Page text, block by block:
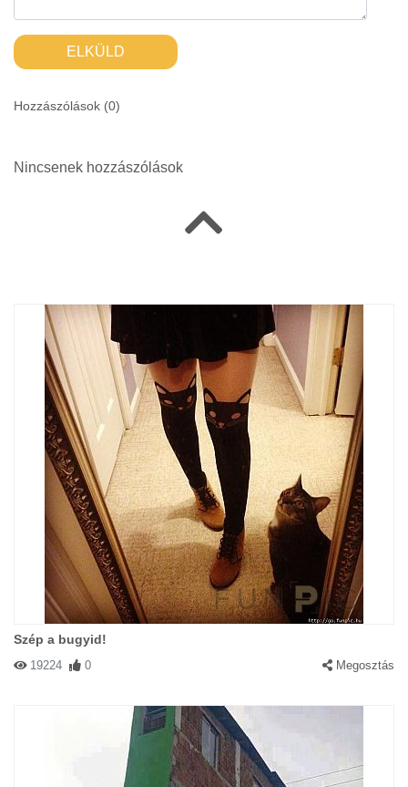
ELKÜLD
Hozzászólások (0)
Nincsenek hozzászólások
Szép a bugyid!
19224 0 Megosztás